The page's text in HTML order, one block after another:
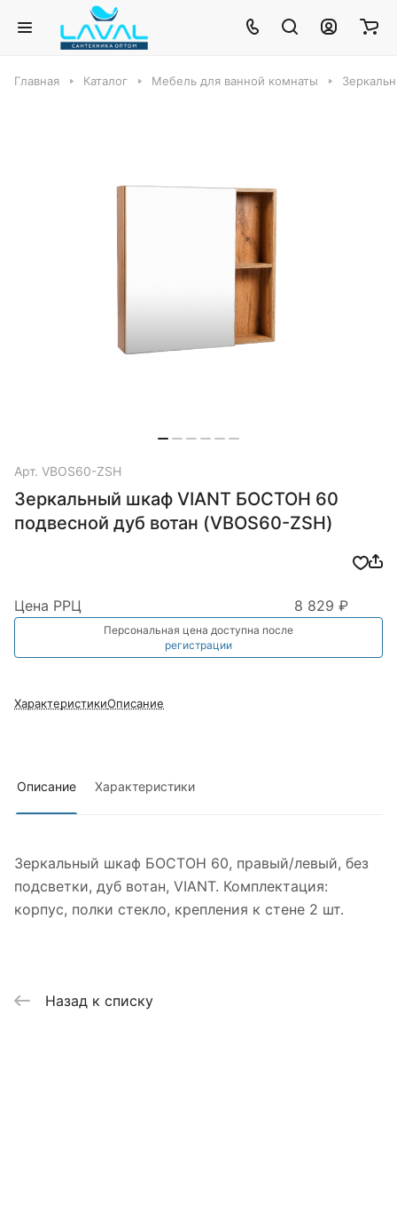
Главная Каталог Мебель для ванной комнаты
Арт. VBOS60-ZSH
Зеркальный шкаф VIANT БОСТОН 60
подвесной дуб вотан (VBOS60-ZSH)
Цена РРЦ 8 829 ₽
Персональная цена доступна после
регистрации
ХарактеристикиОписание
Описание Характеристики
Зеркальный шкаф БОСТОН 60, правый/левый, без
подсветки, дуб вотан, VIANT. Комплектация:
корпус, полки стекло, крепления к стене 2 шт.
Назад к списку